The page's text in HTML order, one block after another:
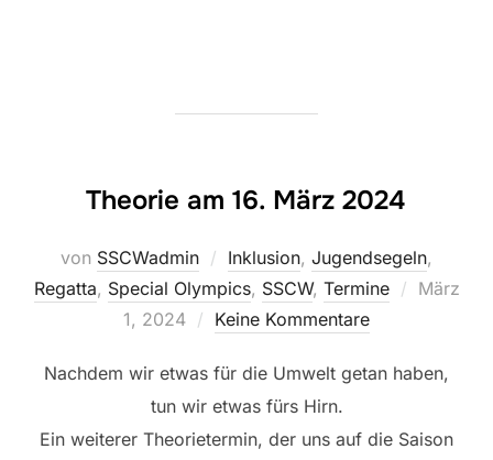
Theorie am 16. März 2024
von SSCWadmin Inklusion, Jugendsegeln,
Regatta, Special Olympics, SSCW, Termine
März
1, 2024
Keine Kommentare
Nachdem wir etwas für die Umwelt getan haben,
tun wir etwas fürs Hirn.
Ein weiterer Theorietermin, der uns auf die Saison